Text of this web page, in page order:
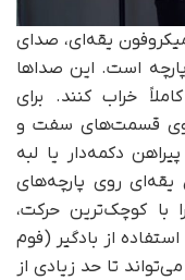
یقه‌ای، صدای
است. این صداها
خراب کنند. برای
روی قسمت‌های سفت و
دکمه‌دار یا لبه
یقه‌ای روی پارچه‌های
با کوچک‌ترین حرکت،
از بادگیر (فوم
تا حد زیادی از